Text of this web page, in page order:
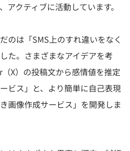
アクティブに活動しています。
のは「SMS上のすれ違いをなく
た。さまざまなアイデアを考
X）の投稿文から感情値を推定
ビス」と、より簡単に自己表現
画像作成サービス」を開発しま